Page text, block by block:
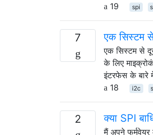
19
spi
7 एक सिस्टम
एक सिस्टम से
के लिए
इंटरफेस के बारे
18
i2c
2 क्या SPI
मैं अपने फर्मवेयर